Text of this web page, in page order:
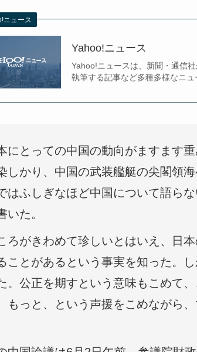
ニュース
Yahoo!ニュース
Yahoo!ニュースは、新聞・通信
執筆する記事など多種多様なニュ
にとっての中国の動向がますます
しかり、中国の武装艦艇の尖閣領
はふしぎなほど中国について語ら
いた。
ろがきわめて珍しいとはいえ、日
ことがあるという事実を知った。
。公正を期すという意味もこめて
もっと、という声援をこめながら